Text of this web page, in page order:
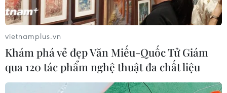
30/08/2014 11:50
Thời điểm kết thúc mùa phim bom tấn Hè của
Hollywood cũng là lúc hàng loạt bộ phim Việt Nam tung
ra trailer trước khi chính thức ra rạp vào dịp cuối năm
cũng như Tết Âm lịch 2015.
vietnamplus.vn
Khám phá vẻ đẹp Văn Miếu-Quốc Tử Giám
qua 120 tác phẩm nghệ thuật đa chất liệu